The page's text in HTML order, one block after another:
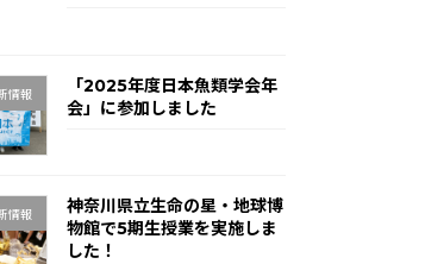
情報
「2025年度日本魚類学会年
会」に参加しました
情報
神奈川県立生命の星・地球博
物館で5期生授業を実施しま
した！